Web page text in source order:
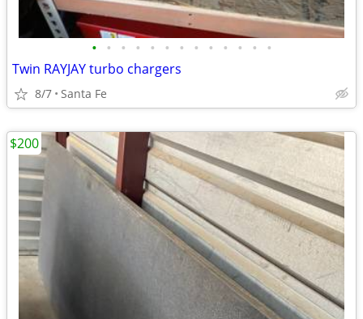
• • • • • • • • • • • • •
Twin RAYJAY turbo chargers
8/7 Santa Fe
$200